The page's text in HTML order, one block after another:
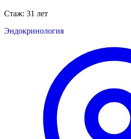
Стаж: 31 лет
Эндокринология